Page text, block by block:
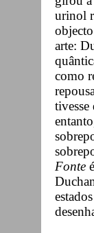
urinol
arte:
como
Fonte